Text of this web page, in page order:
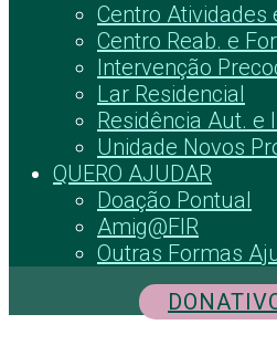
Centro Atividades
Centro Reab. e
Intervenção
Lar Residencial
Residência Aut. e
Unidade Novos
QUERO AJUDAR
Doação Pontual
Amig@FIR
Outras Formas